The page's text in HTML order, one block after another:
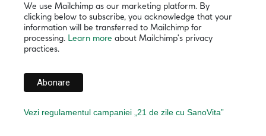
We use Mailchimp as our marketing platform. By
clicking below to subscribe, you acknowledge that your
information will be transferred to Mailchimp for
processing. Learn more about Mailchimp's privacy
practices.
Vezi regulamentul campaniei „21 de zile cu SanoVita”